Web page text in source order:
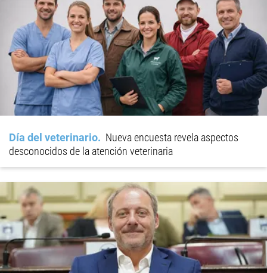
Día del veterinario
Nueva encuesta revela aspectos
desconocidos de la atención veterinaria